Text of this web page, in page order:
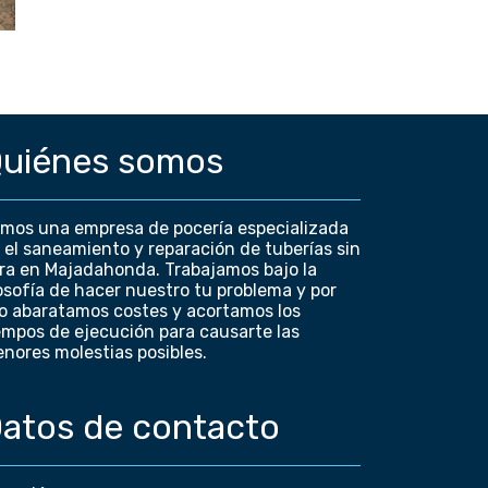
somos
una empresa de pocería especializada
el saneamiento y reparación de tuberías sin
en Majadahonda. Trabajamos bajo la
de hacer nuestro tu problema y por
abaratamos costes y acortamos los
de ejecución para causarte las
molestias posibles.
de contacto